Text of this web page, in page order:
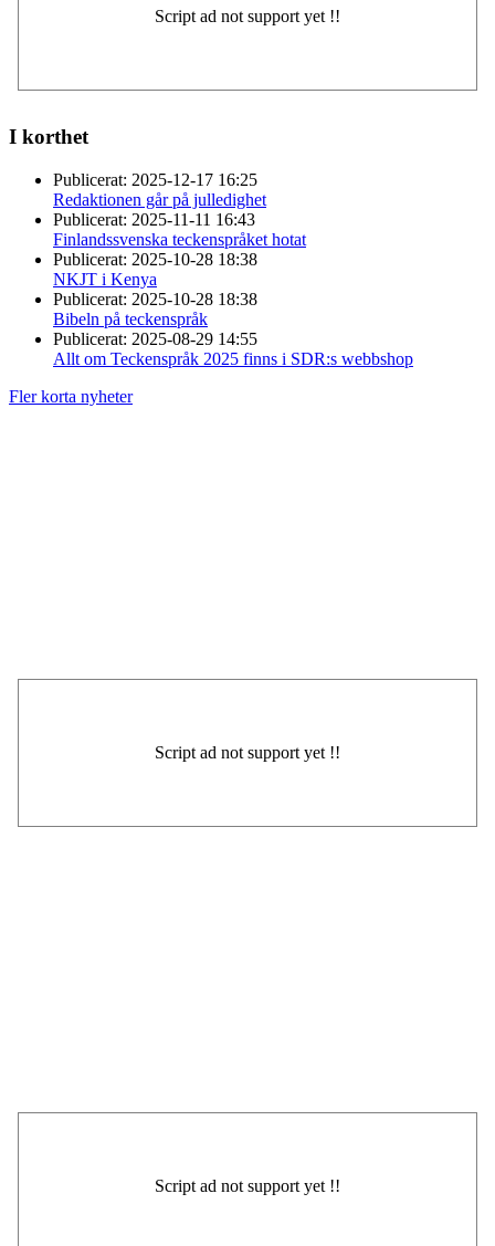
I korthet
Publicerat: 2025-12-17 16:25
Redaktionen går på julledighet
Publicerat: 2025-11-11 16:43
Finlandssvenska teckenspråket hotat
Publicerat: 2025-10-28 18:38
NKJT i Kenya
Publicerat: 2025-10-28 18:38
Bibeln på teckenspråk
Publicerat: 2025-08-29 14:55
Allt om Teckenspråk 2025 finns i SDR:s webbshop
Fler korta nyheter